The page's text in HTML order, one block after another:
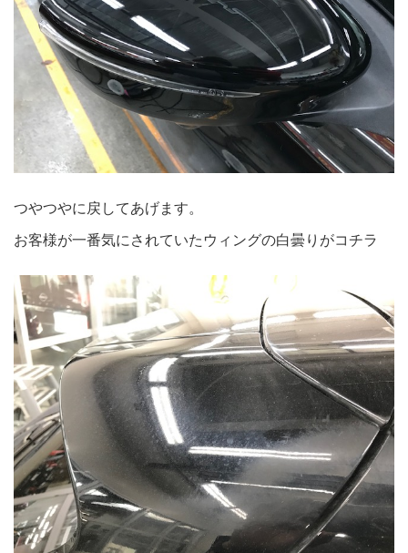
つやつやに戻してあげます。
お客様が一番気にされていたウィングの白曇りがコチラ